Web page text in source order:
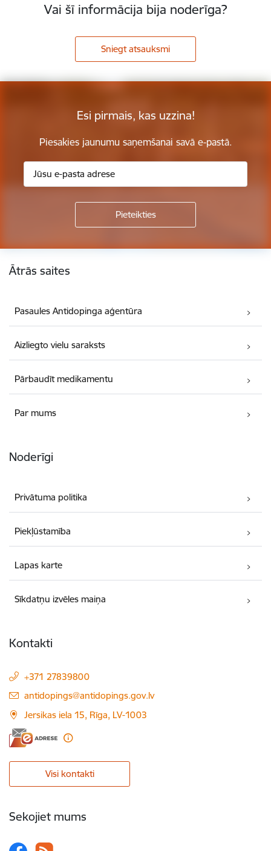
Vai šī informācija bija noderīga?
Sniegt atsauksmi
Esi pirmais, kas uzzina!
Piesakies jaunumu saņemšanai savā e-pastā.
Ātrās saites
Pasaules Antidopinga aģentūra
Aizliegto vielu saraksts
Pārbaudīt medikamentu
Par mums
Noderīgi
Privātuma politika
Piekļūstamība
Lapas karte
Sīkdatņu izvēles maiņa
Kontakti
+371 27839800
E-pasts:
antidopings@antidopings.gov.lv
Jersikas iela 15, Rīga, LV-1003
Visi kontakti
Sekojiet mums